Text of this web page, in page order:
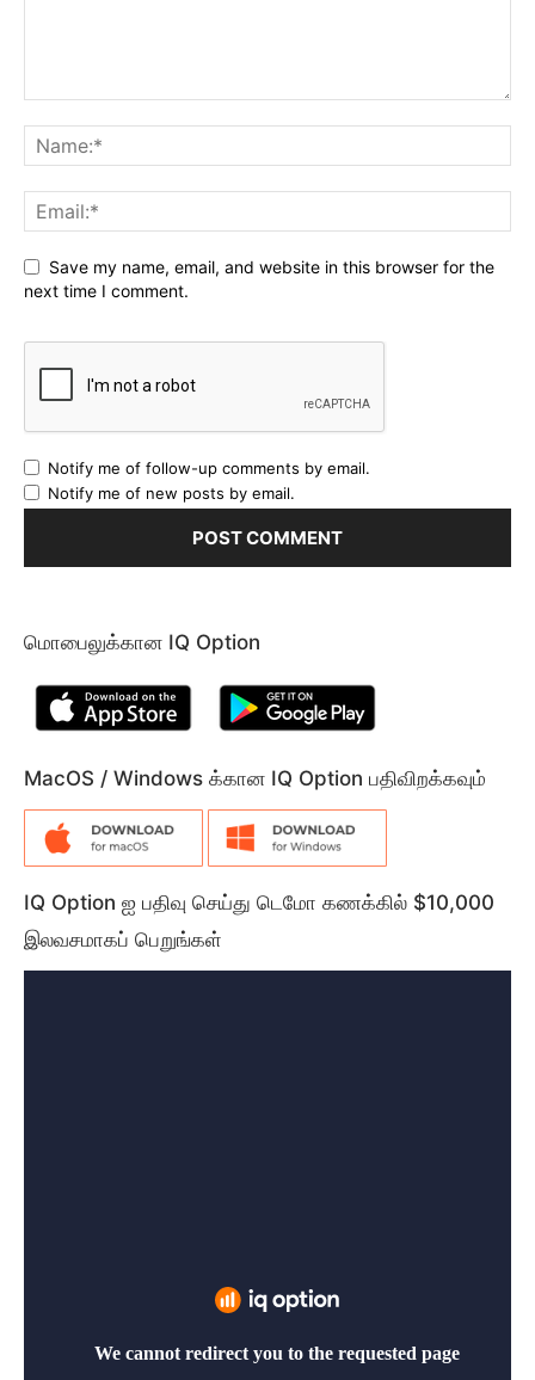
Save my name, email, and website in this browser for the
next time I comment.
Notify me of follow-up comments by email.
Notify me of new posts by email.
மொபைலுக்கான IQ Option
MacOS / Windows க்கான IQ Option பதிவிறக்கவும்
IQ Option ஐ பதிவு செய்து டெமோ கணக்கில் $10,000
இலவசமாகப் பெறுங்கள்